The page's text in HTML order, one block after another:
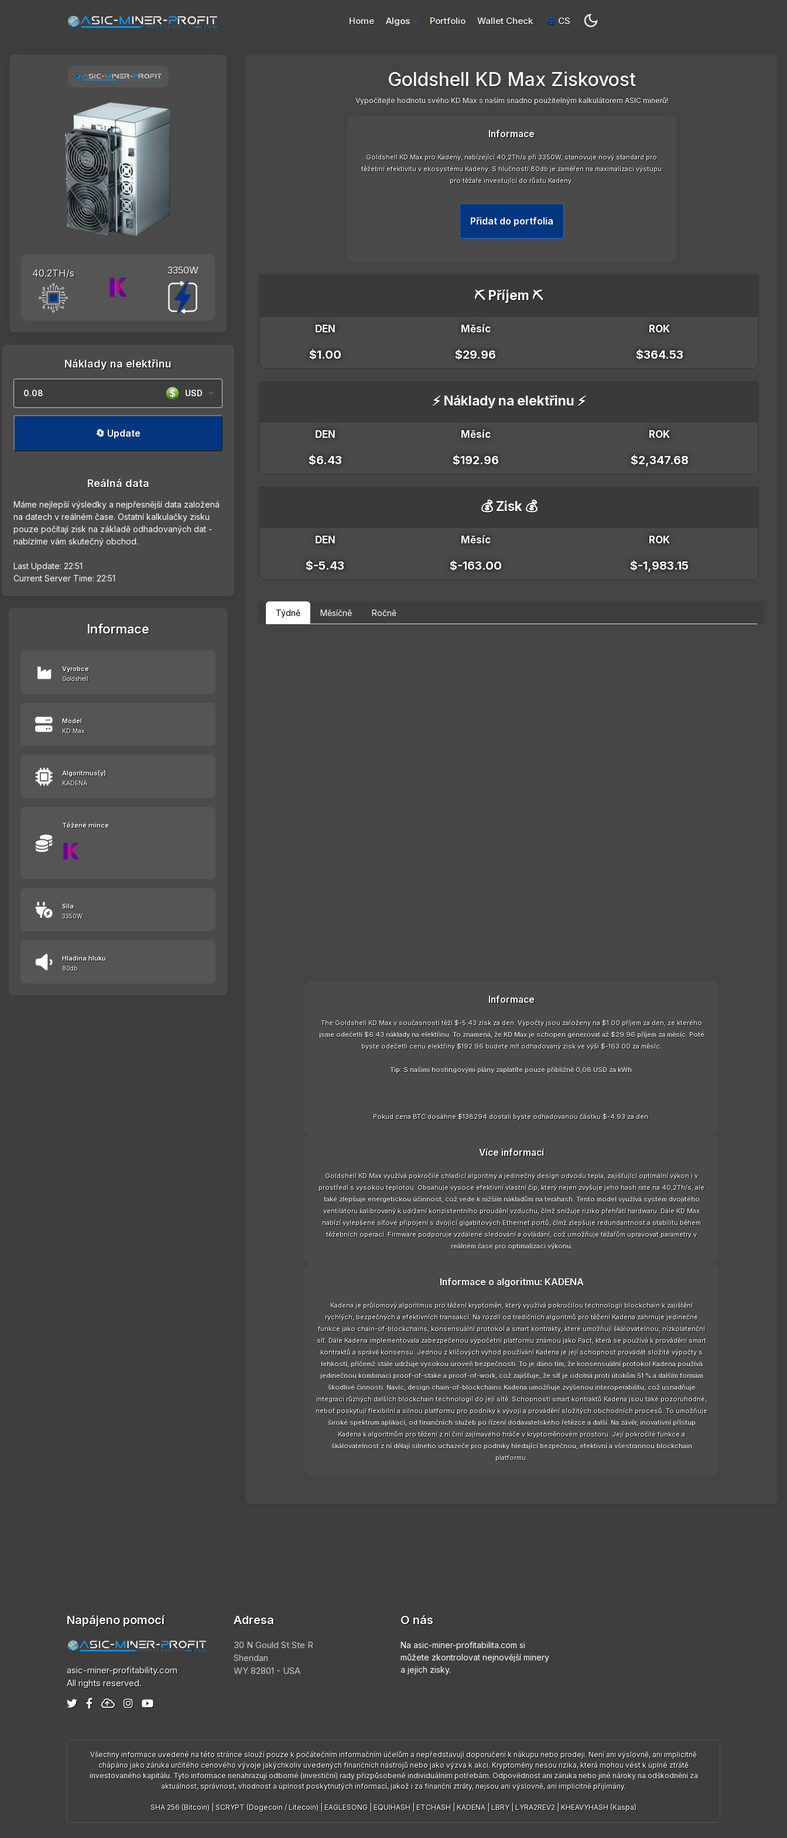
Home Algos Portfolio Wallet Check CS
40.2TH/s 3350W
Náklady na elektřinu
USD
🔄 Update
Reálná data
Máme nejlepší výsledky a nejpřesnější data založená
na datech v reálném čase. Ostatní kalkulačky zisku
pouze počítají zisk na základě odhadovaných dat -
nabízíme vám skutečný obchod.
Last Update: 22:51
Current Server Time: 22:51
Informace
Výrobce
Goldshell
Model
KD Max
Algoritmus(y)
KADENA
Těžené mince
Síla
3350W
Hladina hluku
80db
Goldshell KD Max Ziskovost
Vypočítejte hodnotu svého KD Max s naším snadno použitelným kalkulátorem ASIC minerů!
Informace
Goldshell KD Max pro Kadeny, nabízející 40,2Th/s při 3350W, stanovuje nový standard pro
těžební efektivitu v ekosystému Kadeny. S hlučností 80db je zaměřen na maximalizaci výstupu
pro těžaře investující do růstu Kadeny.
Přidat do portfolia
⛏️ Příjem ⛏️
DEN Měsíc ROK
$1.00 $29.96 $364.53
⚡ Náklady na elektřinu ⚡
DEN Měsíc ROK
$6.43 $192.96 $2,347.68
💰 Zisk 💰
DEN Měsíc ROK
$-5.43 $-163.00 $-1,983.15
Týdně Měsíčně Ročně
Informace
The Goldshell KD Max v současnosti těží $-5.43 zisk za den. Výpočty jsou založeny na $1.00 příjem za den, ze kterého
jsme odečetli $6.43 náklady na elektřinu. To znamená, že KD Max je schopen generovat až $29.96 příjem za měsíc. Poté
byste odečetli cenu elektřiny $192.96 budete mít odhadovaný zisk ve výši $-163.00 za měsíc.
Tip: S našimi hostingovými plány zaplatíte pouze přibližně 0,08 USD za kWh.
Pokud cena BTC dosáhne $138294 dostali byste odhadovanou částku $-4.93 za den.
Více informací
Goldshell KD Max využívá pokročilé chladicí algoritmy a jedinečný design odvodu tepla, zajišťující optimální výkon i v
prostředí s vysokou teplotou. Obsahuje vysoce efektivní vlastní čip, který nejen zvyšuje jeho hash rate na 40,2Th/s, ale
také zlepšuje energetickou účinnost, což vede k nižším nákladům na terahash. Tento model využívá systém dvojitého
ventilátoru kalibrovaný k udržení konzistentního proudění vzduchu, čímž snižuje riziko přehřátí hardwaru. Dále KD Max
nabízí vylepšené síťové připojení s dvojicí gigabitových Ethernet portů, čímž zlepšuje redundantnost a stabilitu během
těžebních operací. Firmware podporuje vzdálené sledování a ovládání, což umožňuje těžařům upravovat parametry v
reálném čase pro optimalizaci výkonu.
Informace o algoritmu: KADENA
Kadena je průlomový algoritmus pro těžení kryptoměn, který využívá pokročilou technologii blockchain k zajištění
rychlých, bezpečných a efektivních transakcí. Na rozdíl od tradičních algoritmů pro těžení Kadena zahrnuje jedinečné
funkce jako chain-of-blockchains, konsensuální protokol a smart kontrakty, které umožňují škálovatelnou, nízkolatenční
síť. Dále Kadena implementovala zabezpečenou výpočetní platformu známou jako Pact, která se používá k provádění smart
kontraktů a správě konsensu. Jednou z klíčových výhod používání Kadena je její schopnost provádět složité výpočty s
lehkostí, přičemž stále udržuje vysokou úroveň bezpečnosti. To je dáno tím, že konsensuální protokol Kadena používá
jedinečnou kombinaci proof-of-stake a proof-of-work, což zajišťuje, že síť je odolná proti útokům 51 % a dalším formám
škodlivé činnosti. Navíc, design chain-of-blockchains Kadena umožňuje zvýšenou interoperabilitu, což usnadňuje
integraci různých dalších blockchain technologií do její sítě. Schopnosti smart kontraktů Kadena jsou také pozoruhodné,
neboť poskytují flexibilní a silnou platformu pro podniky k vývoji a provádění složitých obchodních procesů. To umožňuje
široké spektrum aplikací, od finančních služeb po řízení dodavatelského řetězce a další. Na závěr, inovativní přístup
Kadena k algoritmům pro těžení z ní činí zajímavého hráče v kryptoměnovém prostoru. Její pokročilé funkce a
škálovatelnost z ní dělají silného uchazeče pro podniky hledající bezpečnou, efektivní a všestrannou blockchain
platformu.
Napájeno pomocí
asic-miner-profitability.com
All rights reserved.
Adresa
30 N Gould St Ste R
Sheridan
WY 82801 - USA
O nás
Na asic-miner-profitabilita.com si
můžete zkontrolovat nejnovější minery
a jejich zisky.
Všechny informace uvedené na této stránce slouží pouze k počátečním informačním účelům a nepředstavují doporučení k nákupu nebo prodeji. Není ani výslovně, ani implicitně
chápáno jako záruka určitého cenového vývoje jakýchkoliv uvedených finančních nástrojů nebo jako výzva k akci. Kryptoměny nesou rizika, která mohou vést k úplné ztrátě
investovaného kapitálu. Tyto informace nenahrazují odborné (investiční) rady přizpůsobené individuálním potřebám. Odpovědnost ani záruka nebo jiné nároky na odškodnění za
aktuálnost, správnost, vhodnost a úplnost poskytnutých informací, jakož i za finanční ztráty, nejsou ani výslovně, ani implicitně přijímány.
SHA 256 (Bitcoin) SCRYPT (Dogecoin / Litecoin) EAGLESONG EQUIHASH ETCHASH KADENA LBRY| LYRA2REV2 KHEAVYHASH (Kaspa)